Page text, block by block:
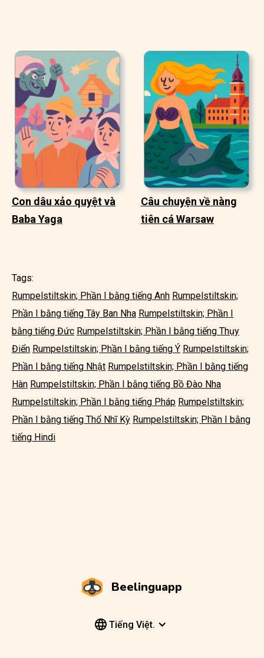
Con dâu xảo quyệt và
Baba Yaga
Câu chuyện về nàng
tiên cá Warsaw
Tags:
Rumpelstiltskin; Phần I bằng tiếng Anh Rumpelstiltskin;
Phần I bằng tiếng Tây Ban Nha Rumpelstiltskin; Phần I
bằng tiếng Đức Rumpelstiltskin; Phần I bằng tiếng Thụy
Điển Rumpelstiltskin; Phần I bằng tiếng Ý Rumpelstiltskin;
Phần I bằng tiếng Nhật Rumpelstiltskin; Phần I bằng tiếng
Hàn Rumpelstiltskin; Phần I bằng tiếng Bồ Đào Nha
Rumpelstiltskin; Phần I bằng tiếng Pháp Rumpelstiltskin;
Phần I bằng tiếng Thổ Nhĩ Kỳ Rumpelstiltskin; Phần I bằng
tiếng Hindi
Beelinguapp
Tiếng Việt.